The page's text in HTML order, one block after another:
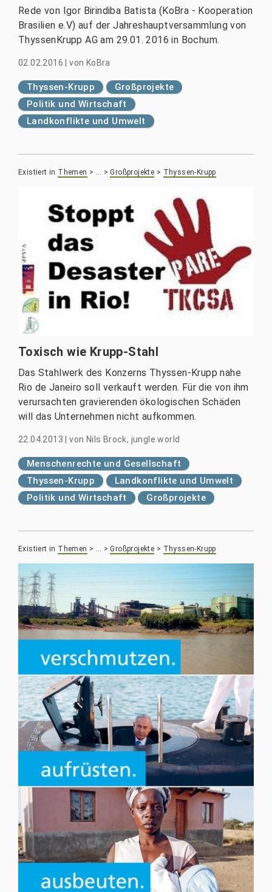
Rede von Igor Birindiba Batista (KoBra - Kooperation
Brasilien e.V) auf der Jahreshauptversammlung von
ThyssenKrupp AG am 29.01. 2016 in Bochum.
02.02.2016 |von KoBra
Thyssen-Krupp
Großprojekte
Politik und Wirtschaft
Landkonflikte und Umwelt
Existiert in Themen > … >Großprojekte > Thyssen-Krupp
Toxisch wie Krupp-Stahl
Das Stahlwerk des Konzerns Thyssen-Krupp nahe
Rio de Janeiro soll verkauft werden. Für die von ihm
verursachten gravierenden ökologischen Schäden
will das Unternehmen nicht aufkommen.
22.04.2013|von Nils Brock, jungle world
Menschenrechte und Gesellschaft
Thyssen-Krupp
Landkonflikte und Umwelt
Politik und Wirtschaft
Großprojekte
Existiert in Themen > >Großprojekte > Thyssen-Krupp